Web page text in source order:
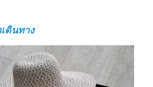
ดินทาง